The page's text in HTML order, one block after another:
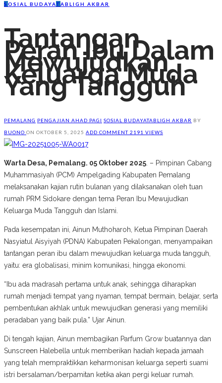
S OSIAL BUDAYATABLIGH AKBAR
Tantangan
Peran Ibu Dalam
Mewujudkan
Keluarga Muda
Yang Tangguh
PEMALANG PENGAJIAN AHAD PAGI SOSIAL BUDAYATABLIGH AKBAR BY
BUONO ON OKTOBER 5, 2025 ADD COMMENT 2191 VIEWS
Warta Desa, Pemalang. 05 Oktober 2025 . – Pimpinan Cabang
Muhammasiyah (PCM) Ampelgading Kabupaten Pemalang
melaksanakan kajian rutin bulanan yang dilaksanakan oleh tuan
rumah PRM Sidokare dengan tema Peran Ibu Mewujudkan
Keluarga Muda Tangguh dan Islami.
Pada kesempatan ini, Ainun Muthoharoh, Ketua Pimpinan Daerah
Nasyiatul Aisyiyah (PDNA) Kabupaten Pekalongan, menyampaikan
tantangan peran ibu dalam mewujudkan keluarga muda tangguh,
yaitu: era globalisasi, minim komunikasi, hingga ekonomi.
“Ibu ada madrasah pertama untuk anak, sehingga diharapkan
rumah menjadi tempat yang nyaman, tempat bermain, belajar, serta
pembentukan akhlak untuk mewujudkan generasi yang memiliki
peradaban yang baik pula.” Ujar Ainun.
Di tengah kajian, Ainun membagikan Parfum Grow buatannya dan
Sunscreen Halebella untuk memberikan hadiah kepada jamaah
yang telah mempraktikkan keharmonisan keluarga seperti suami
istri bersalaman/berpamitan ketika akan pergi keluar rumah.